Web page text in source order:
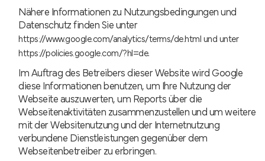
Nähere Informationen zu Nutzungsbedingungen und
Datenschutz finden Sie unter
https://www.google.com/analytics/terms/de.htmlund unter
https://policies.google.com/?hl=de.
Im Auftrag des Betreibers dieser Website wird Google
diese Informationen benutzen, um Ihre Nutzung der
Webseite auszuwerten, um Reports über die
Webseitenaktivitäten zusammenzustellen und um weitere
mit der Websitenutzung und der Internetnutzung
verbundene Dienstleistungen gegenüber dem
Webseitenbetreiber zu erbringen.